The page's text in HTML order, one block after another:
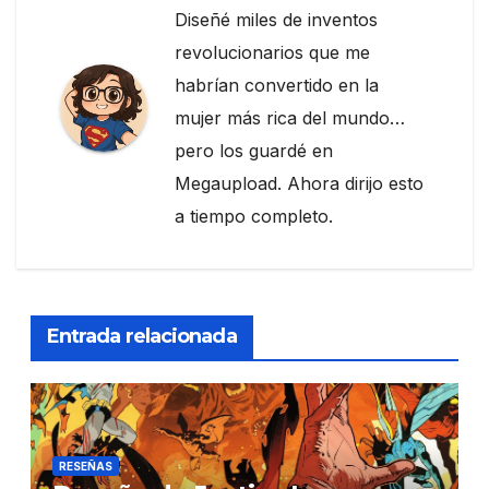
Diseñé miles de inventos
revolucionarios que me
habrían convertido en la
mujer más rica del mundo…
pero los guardé en
Megaupload. Ahora dirijo esto
a tiempo completo.
Entrada relacionada
RESEÑAS